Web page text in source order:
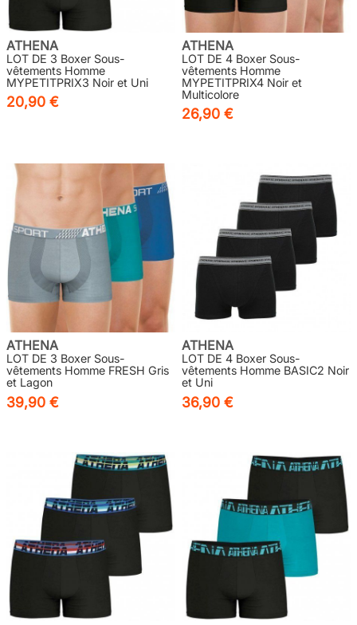
ATHENA
LOT DE 3 Boxer Sous-
vêtements Homme
MYPETITPRIX3 Noir et Uni
20,90 €
ATHENA
LOT DE 4 Boxer Sous-
vêtements Homme
MYPETITPRIX4 Noir et
Multicolore
26,90 €
ATHENA
LOT DE 3 Boxer Sous-
vêtements Homme FRESH Gris
et Lagon
39,90 €
ATHENA
LOT DE 4 Boxer Sous-
vêtements Homme BASIC2 Noir
et Uni
36,90 €